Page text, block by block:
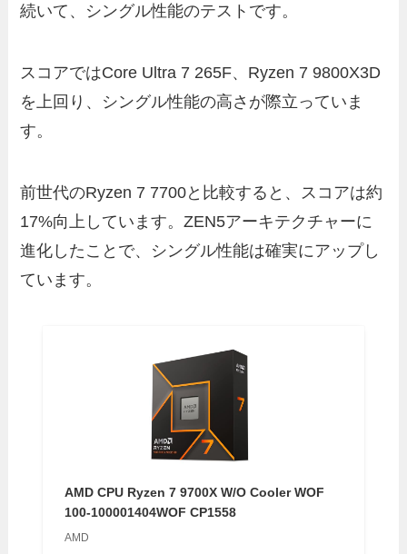
続いて、シングル性能のテストです。
スコアではCore Ultra 7 265F、Ryzen 7 9800X3D
を上回り、シングル性能の高さが際立っていま
す。
前世代のRyzen 7 7700と比較すると、スコアは約
17%向上しています。ZEN5アーキテクチャーに
進化したことで、シングル性能は確実にアップし
ています。
AMD CPU Ryzen 7 9700X W/O Cooler WOF
100-100001404WOF CP1558
AMD